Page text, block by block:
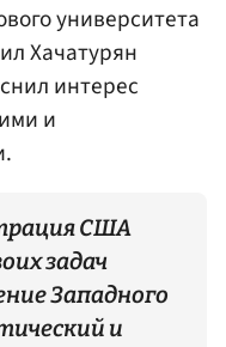
университета
Хачатурян
интерес
и
США
задач
Западного
и